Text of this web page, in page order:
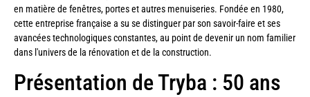
en matière de fenêtres, portes et autres menuiseries. Fondée en 1980,
cette entreprise française a su se distinguer par son savoir-faire et ses
avancées technologiques constantes, au point de devenir un nom familier
dans l'univers de la rénovation et de la construction.
Présentation de Tryba : 50 ans